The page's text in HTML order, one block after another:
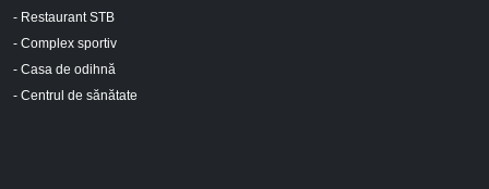
- Restaurant STB
- Complex sportiv
- Casa de odihnă
- Centrul de sănătate